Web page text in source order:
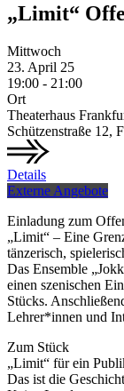
„Limit“
Mittwoch
23. April 25
19:00 - 21:00
Ort
Theaterhaus
Schützenstraße 12,
Details
Externe Angebote
Einladung zum
„Limit“ – Eine
tänzerisch,
Das Ensemble
einen szenischen
Stücks.
Lehrer*innen und
Zum Stück
„Limit“ für ein
Das ist die